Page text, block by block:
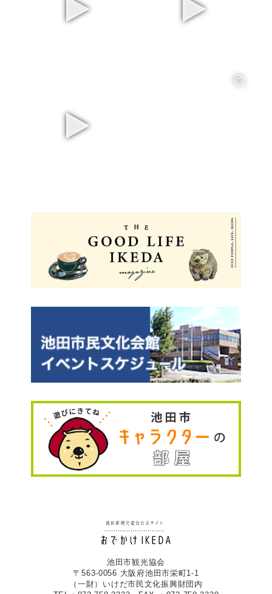
池田市観光協会
〒563-0056 大阪府池田市栄町1-1
（一財）いけだ市民文化振興財団内